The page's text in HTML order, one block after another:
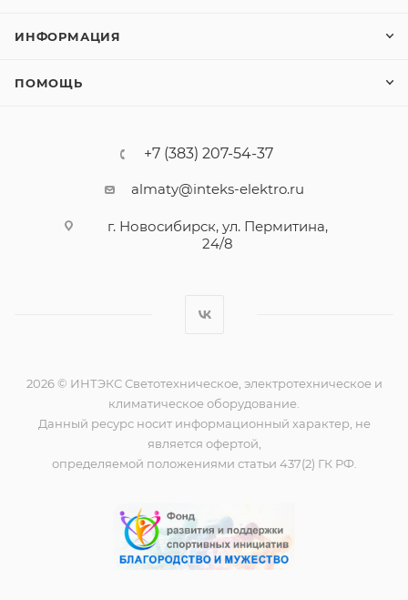
ИНФОРМАЦИЯ
ПОМОЩЬ
+7 (383) 207-54-37
almaty@inteks-elektro.ru
г. Новосибирск, ул. Пермитина,
24/8
2026 © ИНТЭКС Светотехническое, электротехническое и
климатическое оборудование.
Данный ресурс носит информационный характер, не
является офертой,
определяемой положениями статьи 437(2) ГК РФ.